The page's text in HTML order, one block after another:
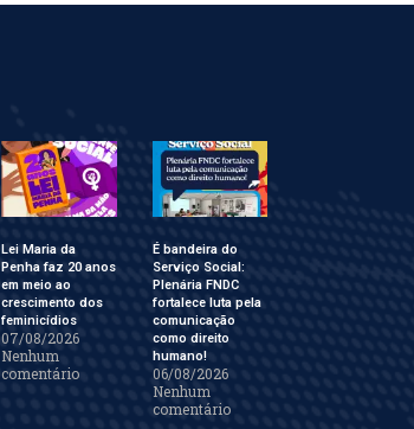
Lei Maria da
Penha faz 20 anos
em meio ao
crescimento dos
feminicídios
07/08/2026
Nenhum
comentário
É bandeira do
Serviço Social:
Plenária FNDC
fortalece luta pela
comunicação
como direito
humano!
06/08/2026
Nenhum
comentário